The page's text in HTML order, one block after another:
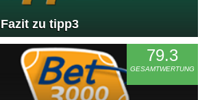
zu tipp3
79.3
GESAMTWERTUNG